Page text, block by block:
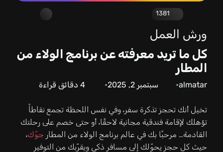
ورش العمل
كل ما تريد معرفته عن برنامج الولاء من
المطار
almatar سبتمبر 2, 2025 4دقائق قراءة
تخيل أنك تحجز تذكرة سفر، وفي نفس اللحظة تجمع نقاطاً
تؤهلك لإقامة فندقية مجانية لاحقًا، أو حتى خصم على رحلتك
القادمة… مرحبًا بك في عالم برنامج الولاء من المطار جوّك،
حيث كل حجز يحوّلك إلى مسافر ذكي ويقرّبك من التوفير